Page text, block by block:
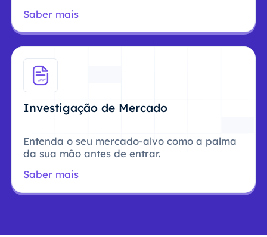
Saber mais
Investigação de Mercado
Entenda o seu mercado-alvo como a palma
da sua mão antes de entrar.
Saber mais